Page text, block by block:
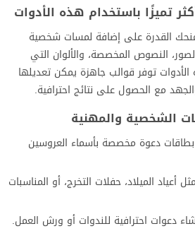
تميزًا باستخدام هذه الأدوات
القدرة على إضافة لمسات شخصية
النصوص المخصصة، والألوان التي
توفر قوالب جاهزة يمكن تعديلها
مع الحصول على نتائج احترافية.
الشخصية والمهنية
دعوة مخصصة بأسماء العروسين
أعياد الميلاد، حفلات التخرج، أو المناسبات
دعوات احترافية للندوات أو ورش العمل.